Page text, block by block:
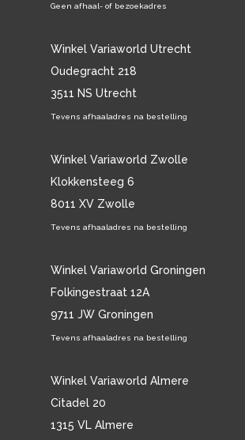
Geen afhaal- of bezoekadres
Winkel Variaworld Utrecht
Oudegracht 218
3511 NS Utrecht
Tevens afhaaladres na bestelling
Winkel Variaworld Zwolle
Klokkensteeg 6
8011 XV Zwolle
Tevens afhaaladres na bestelling
Winkel Variaworld Groningen
Folkingestraat 12A
9711 JW Groningen
Tevens afhaaladres na bestelling
Winkel Variaworld Almere
Citadel 20
1315 VL Almere